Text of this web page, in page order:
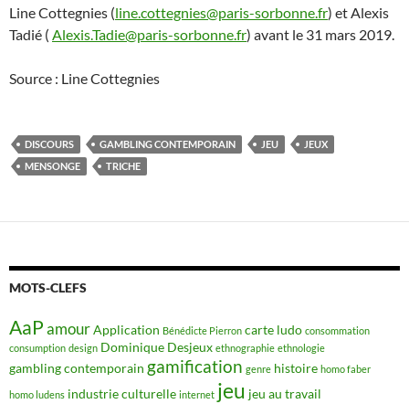
Line Cottegnies (line.cottegnies@paris-sorbonne.fr) et Alexis
Tadié ( Alexis.Tadie@paris-sorbonne.fr) avant le 31 mars 2019.
Source : Line Cottegnies
DISCOURS GAMBLING CONTEMPORAIN JEU
JEUX
MENSONGE
TRICHE
MOTS-CLEFS
AaPamourApplication Bénédicte Pierron carte ludo consommation
consumption design Dominique Desjeux ethnographie ethnologie
gambling contemporain gamification genre histoire homo faber
homo ludens industrie culturelle internet jeu jeu au travail